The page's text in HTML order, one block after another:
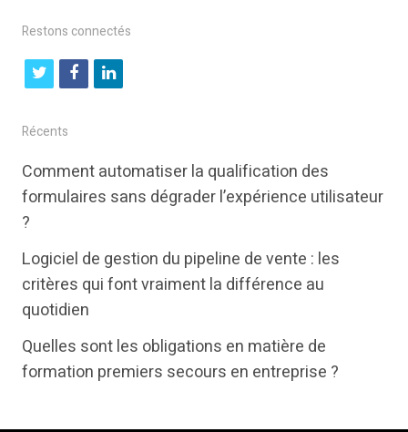
Restons connectés
t
i
t
r
f
b
k
l
k
e
n
Récents
Comment automatiser la qualification des
formulaires sans dégrader l’expérience utilisateur
?
Logiciel de gestion du pipeline de vente : les
critères qui font vraiment la différence au
quotidien
Quelles sont les obligations en matière de
formation premiers secours en entreprise ?